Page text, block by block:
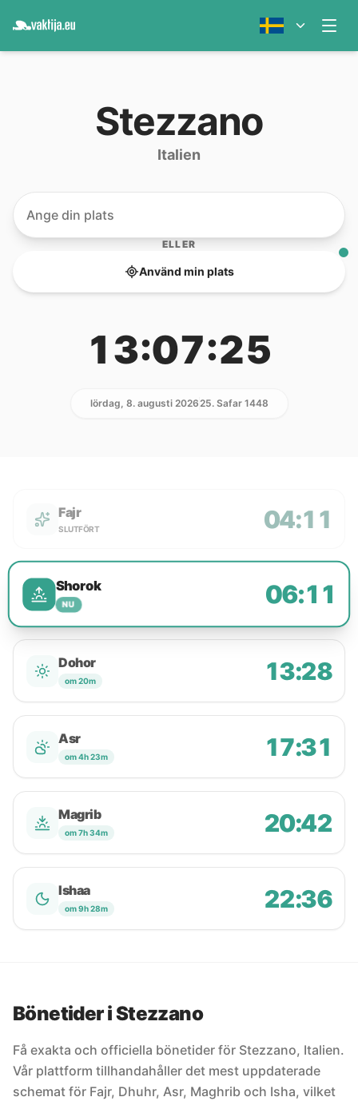
Stezzano
Italien
ELLER
Använd min plats
13:07:25
lördag, 8. augusti 202625. Safar 1448
Fajr
SLUTFÖRT 04:11
Shorok
NU 06:11
Dohor
om 20m 13:28
Asr
om 4h 23m 17:31
Magrib
om 7h 34m 20:42
Ishaa
om 9h 28m 22:36
Bönetider i Stezzano
Få exakta och officiella bönetider för Stezzano, Italien.
Vår plattform tillhandahåller det mest uppdaterade
schemat för Fajr, Dhuhr, Asr, Maghrib och Isha, vilket